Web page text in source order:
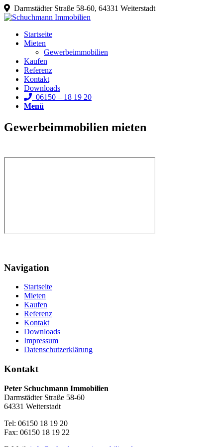
Darmstädter Straße 58-60, 64331 Weiterstadt
Startseite
Mieten
Gewerbeimmobilien
Kaufen
Referenz
Kontakt
Downloads
06150 – 18 19 20
Menü
Gewerbeimmobilien mieten
Navigation
Startseite
Mieten
Kaufen
Referenz
Kontakt
Downloads
Impressum
Datenschutzerklärung
Kontakt
Peter Schuchmann Immobilien
Darmstädter Straße 58-60
64331 Weiterstadt
Tel: 06150 18 19 20
Fax: 06150 18 19 22